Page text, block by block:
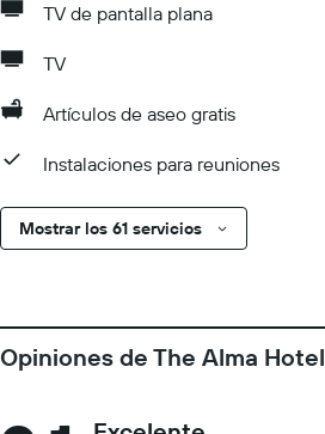
TV de pantalla plana
TV
Artículos de aseo gratis
Instalaciones para reuniones
Mostrar los 61 servicios
Opiniones de The Alma Hotel